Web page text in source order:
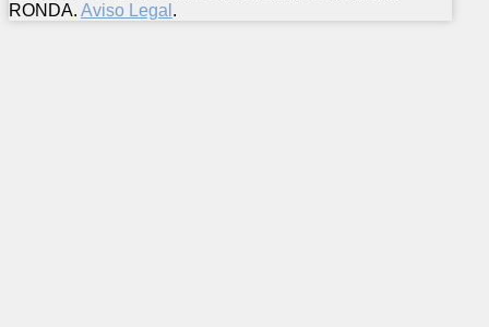
RONDA. Aviso Legal .